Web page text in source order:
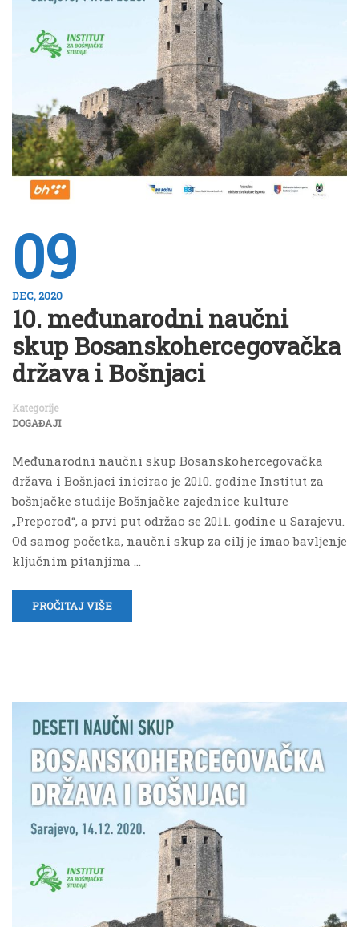
09
DEC, 2020
10. međunarodni naučni
skup Bosanskohercegovačka
država i Bošnjaci
Kategorije
DOGAĐAJI
Međunarodni naučni skup Bosanskohercegovačka
država i Bošnjaci inicirao je 2010. godine Institut za
bošnjačke studije Bošnjačke zajednice kulture
„Preporod“, a prvi put održao se 2011. godine u Sarajevu.
Od samog početka, naučni skup za cilj je imao bavljenje
ključnim pitanjima …
PROČITAJ VIŠE